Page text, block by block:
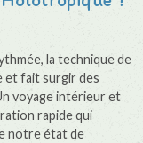
la technique de
et fait surgir des
voyage intérieur et
rapide qui
notre état de